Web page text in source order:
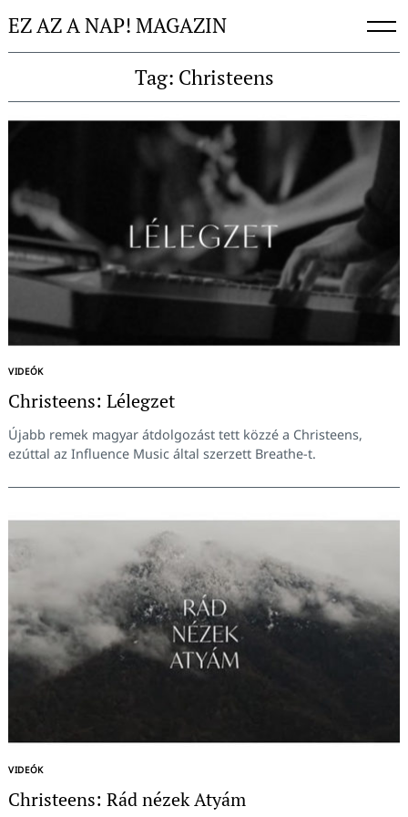
toEZ AZ A NAP! MAGAZIN
Tag: Christeens
VIDEÓK
Christeens: Lélegzet
Újabb remek magyar átdolgozást tett közzé a Christeens,
ezúttal az Influence Music által szerzett Breathe-t.
VIDEÓK
Christeens: Rád nézek Atyám